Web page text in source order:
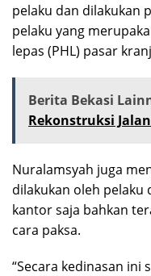
pelaku dan dilakukan
pelaku yang
lepas (PHL) pasar
Berita Bekasi
Rekonstruksi
Nuralamsyah juga
dilakukan oleh pelaku
kantor saja bahkan
cara paksa.
“Secara kedinasan